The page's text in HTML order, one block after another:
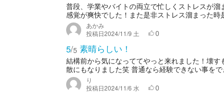
普段、学業やバイトの両立で忙しくストレスが
感覚が爽快でした！また是非ストレス溜まった時
あかみ
投稿日2024/11/9 土 0
5/5 素晴らしい！
結構前から気になっててやっと来れました！壊
散にもなりました笑 普通なら経験できない事を
り
投稿日2024/11/6 水 0